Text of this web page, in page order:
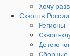
Хочу
Сквош в России
Регионы
Сквош-
Детско-
Сборные